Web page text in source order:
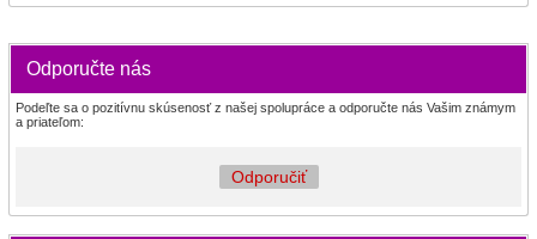
Odporučte nás
Podeľte sa o pozitívnu skúsenosť z našej spolupráce a odporučte nás Vašim známym
a priateľom:
Odporučiť